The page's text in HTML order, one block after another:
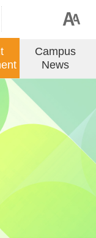
Campus
News